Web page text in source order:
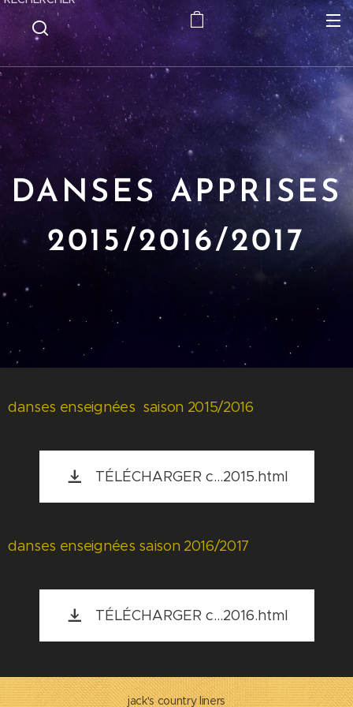
DANSES APPRISES
2015/2016/2017
danses enseignées saison 2015/2016
TÉLÉCHARGER c...2015.html
danses enseignées saison 2016/2017
TÉLÉCHARGER c...2016.html
jack's country liners